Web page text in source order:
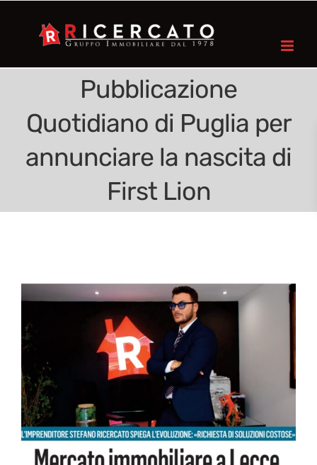
Pubblicazione
Quotidiano di Puglia per
annunciare la nascita di
First Lion